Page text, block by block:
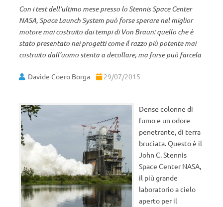
Con i test dell’ultimo mese presso lo Stennis Space Center
NASA, Space Launch System può forse sperare nel miglior
motore mai costruito dai tempi di Von Braun: quello che è
stato presentato nei progetti come il razzo più potente mai
costruito dall’uomo stenta a decollare, ma forse può farcela
Davide Coero Borga 29/07/2015
Dense colonne di
fumo e un odore
penetrante, di terra
bruciata. Questo è il
John C. Stennis
Space Center NASA,
il più grande
laboratorio a cielo
aperto per il